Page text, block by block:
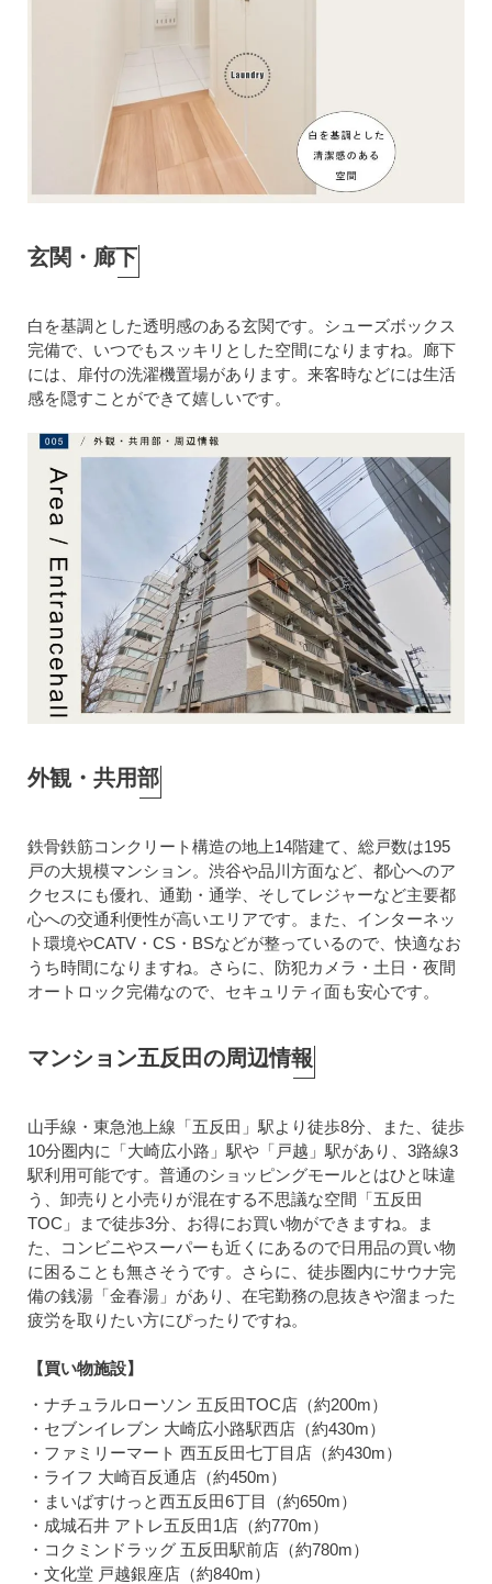
玄関・廊下
白を基調とした透明感のある玄関です。シューズボックス
完備で、いつでもスッキリとした空間になりますね。廊下
には、扉付の洗濯機置場があります。来客時などには生活
感を隠すことができて嬉しいです。
外観・共用部
鉄骨鉄筋コンクリート構造の地上14階建て、総戸数は195
戸の大規模マンション。渋谷や品川方面など、都心へのア
クセスにも優れ、通勤・通学、そしてレジャーなど主要都
心への交通利便性が高いエリアです。また、インターネッ
ト環境やCATV・CS・BSなどが整っているので、快適なお
うち時間になりますね。さらに、防犯カメラ・土日・夜間
オートロック完備なので、セキュリティ面も安心です。
マンション五反田の周辺情報
山手線・東急池上線「五反田」駅より徒歩8分、また、徒歩
10分圏内に「大崎広小路」駅や「戸越」駅があり、3路線3
駅利用可能です。普通のショッピングモールとはひと味違
う、卸売りと小売りが混在する不思議な空間「五反田
TOC」まで徒歩3分、お得にお買い物ができますね。ま
た、コンビニやスーパーも近くにあるので日用品の買い物
に困ることも無さそうです。さらに、徒歩圏内にサウナ完
備の銭湯「金春湯」があり、在宅勤務の息抜きや溜まった
疲労を取りたい方にぴったりですね。
【買い物施設】
・ナチュラルローソン 五反田TOC店（約200m）
・セブンイレブン 大崎広小路駅西店（約430m）
・ファミリーマート 西五反田七丁目店（約430m）
・ライフ 大崎百反通店（約450m）
・まいばすけっと西五反田6丁目（約650m）
・成城石井 アトレ五反田1店（約770m）
・コクミンドラッグ 五反田駅前店（約780m）
・文化堂 戸越銀座店（約840m）